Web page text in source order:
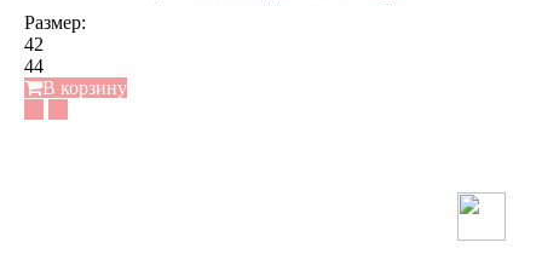
Размер:
42
44
В корзину